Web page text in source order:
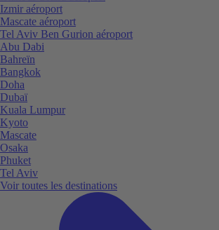
Izmir aéroport
Mascate aéroport
Tel Aviv Ben Gurion aéroport
Abu Dabi
Bahreïn
Bangkok
Doha
Dubaï
Kuala Lumpur
Kyoto
Mascate
Osaka
Phuket
Tel Aviv
Voir toutes les destinations